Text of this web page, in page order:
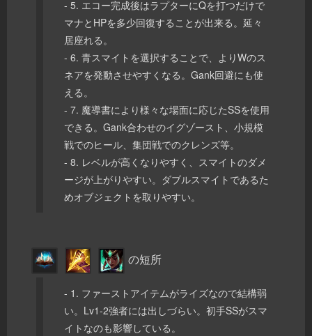
- 5. エコー完成後はラプターにQを打つだけで
マナとHPを多少回復することが出来る。延々
居座れる。
- 6. 青スマイトを選択することで、よりWのス
ネアを発動させやすくなる。Gank回避にも使
える。
- 7. 魔導書により様々な場面に応じたSSを使用
できる。Gank合わせのイグゾースト、小規模
戦でのヒール、集団戦でのクレンズ等。
- 8. レベルが高くなりやすく、スマイトのダメ
ージが上がりやすい。ダブルスマイトであるた
めオブジェクトを取りやすい。
の短所
- 1. ファーストアイテムがライズなので結構弱
い。Lv1-2強者には出しづらい。初手SSがスマ
イトなのも影響している。